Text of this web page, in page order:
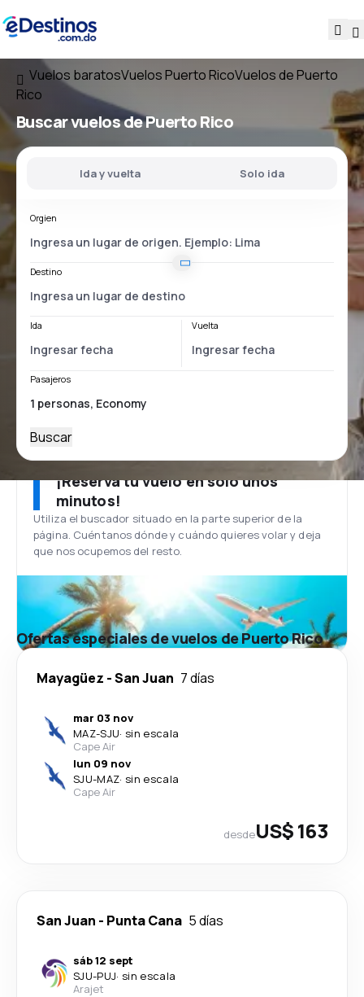
Vuelos baratosVuelos Puerto RicoVuelos de Puerto
Rico
Buscar vuelosde Puerto Rico
Ida y vuelta Solo ida
Orgien
Destino
Ida Vuelta
Pasajeros
Buscar
¡Reserva tu vuelo en solo unos
minutos!
Utiliza el buscador situado en la parte superior de la
página. Cuéntanos dónde y cuándo quieres volar y deja
que nos ocupemos del resto.
Ofertas especiales de vuelos de Puerto Rico
Mayagüez -San Juan 7 días
mar 03 nov
MAZ-SJU· sin escala
Cape Air
lun 09 nov
SJU-MAZ· sin escala
Cape Air
desdeUS$ 163
San Juan - Punta Cana 5 días
sáb 12 sept
SJU-PUJ· sin escala
Arajet